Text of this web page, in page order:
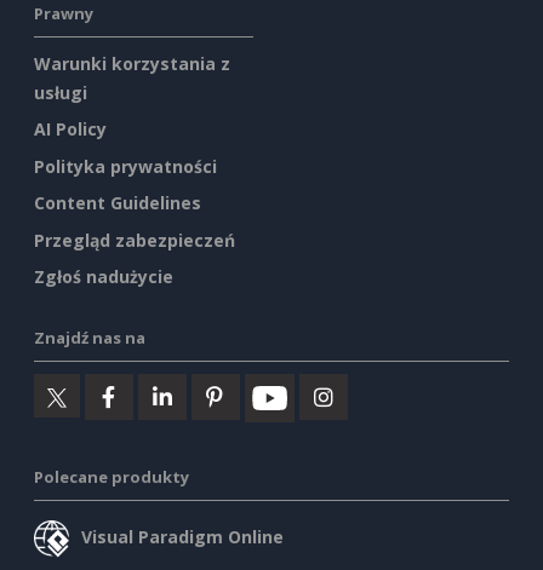
Prawny
Warunki korzystania z
usługi
AI Policy
Polityka prywatności
Content Guidelines
Przegląd zabezpieczeń
Zgłoś nadużycie
Znajdź nas na
Polecane produkty
Visual Paradigm Online